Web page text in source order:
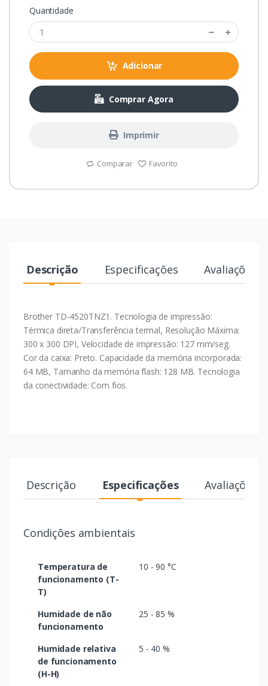
Quantidade
Adicionar
Comprar Agora
Imprimir
Comparar Favorito
Descrição Especificações Avaliações
Brother TD-4520TNZ1. Tecnologia de impressão:
Térmica direta/Transferência termal, Resolução Máxima:
300 x 300 DPI, Velocidade de impressão: 127 mm/seg.
Cor da caixa: Preto. Capacidade da memória incorporada:
64 MB, Tamanho da memória flash: 128 MB. Tecnologia
da conectividade: Com fios.
Descrição Especificações Avaliações
Condições ambientais
Temperatura de
funcionamento (T-
T)
10 - 90 °C
Humidade de não
funcionamento
25 - 85 %
Humidade relativa
de funcionamento
(H-H)
5 - 40 %